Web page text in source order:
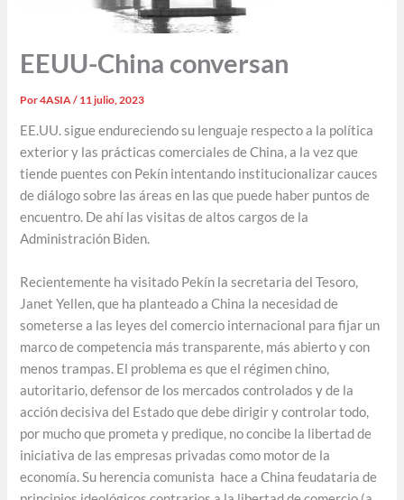
EEUU-China conversan
Por4ASIA/ 11 julio, 2023
EE.UU. sigue endureciendo su lenguaje respecto a la política
exterior y las prácticas comerciales de China, a la vez que
tiende puentes con Pekín intentando institucionalizar cauces
de diálogo sobre las áreas en las que puede haber puntos de
encuentro. De ahí las visitas de altos cargos de la
Administración Biden.
Recientemente ha visitado Pekín la secretaria del Tesoro,
Janet Yellen, que ha planteado a China la necesidad de
someterse a las leyes del comercio internacional para fijar un
marco de competencia más transparente, más abierto y con
menos trampas. El problema es que el régimen chino,
autoritario, defensor de los mercados controlados y de la
acción decisiva del Estado que debe dirigir y controlar todo,
por mucho que prometa y predique, no concibe la libertad de
iniciativa de las empresas privadas como motor de la
economía. Su herencia comunista hace a China feudataria de